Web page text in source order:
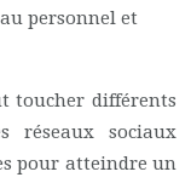
personnel et
toucher différents
réseaux sociaux
pour atteindre un